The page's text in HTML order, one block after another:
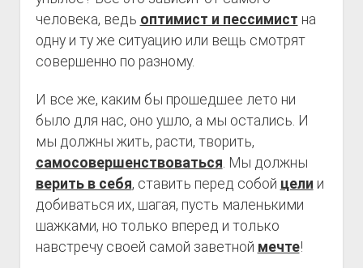
человека, ведь оптимист и пессимист на
одну и ту же ситуацию или вещь смотрят
совершенно по разному.
И все же, каким бы прошедшее лето ни
было для нас, оно ушло, а мы остались. И
мы должны жить, расти, творить,
самосовершенствоваться . Мы должны
верить в себя, ставить перед собой цели и
добиваться их, шагая, пусть маленькими
шажками, но только вперед и только
навстречу своей самой заветной мечте!